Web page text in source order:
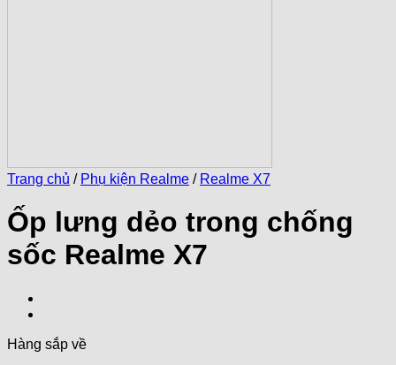
Trang chủ / Phụ kiện Realme / Realme X7
Ốp lưng dẻo trong chống
sốc Realme X7
Hàng sắp về